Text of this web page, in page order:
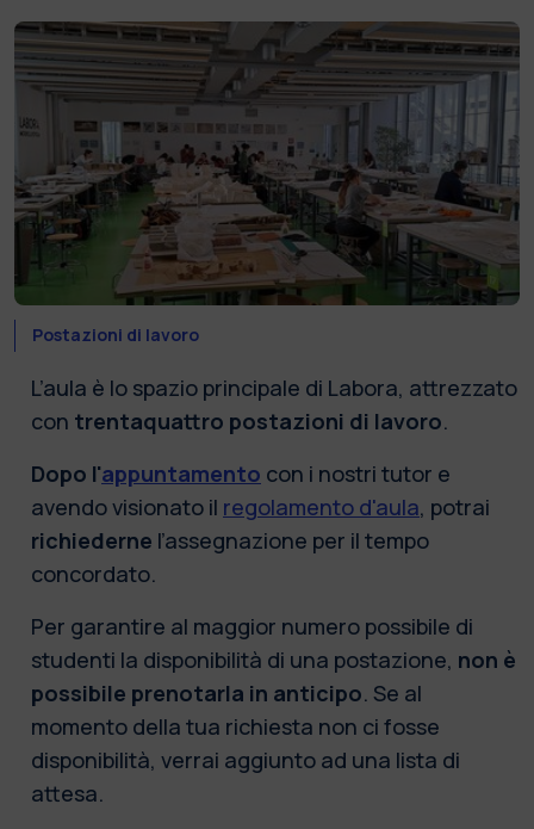
Postazioni di lavoro
L’aula è lo spazio principale di Labora, attrezzato
con trentaquattro postazioni di lavoro.
Dopo l'appuntamento con i nostri tutor e
avendo visionato il regolamento d'aula, potrai
richiederne l’assegnazione per il tempo
concordato.
Per garantire al maggior numero possibile di
studenti la disponibilità di una postazione, non è
possibile prenotarla in anticipo. Se al
momento della tua richiesta non ci fosse
disponibilità, verrai aggiunto ad una lista di
attesa.